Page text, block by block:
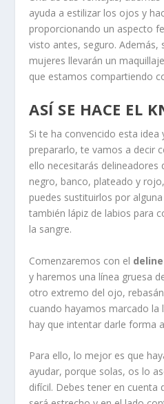
ayuda a estilizar los ojos y
proporcionando un aspecto
visto antes, seguro. Además,
mujeres llevarán un
que estamos compartiendo
ASÍ SE HACE EL
Si te ha convencido esta idea
prepararlo, te vamos a decir
ello necesitarás delineadores
negro, banco, plateado y
puedes sustituirlos por
también lápiz de labios para
la sangre.
Comenzaremos con el
y haremos una línea gruesa
otro extremo del ojo,
cuando hayamos marcado la
hay que intentar darle forma
Para ello, lo mejor es que
ayudar, porque solas, os lo
difícil. Debes tener en cuenta